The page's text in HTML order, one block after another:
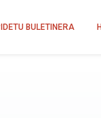
BULETINERA